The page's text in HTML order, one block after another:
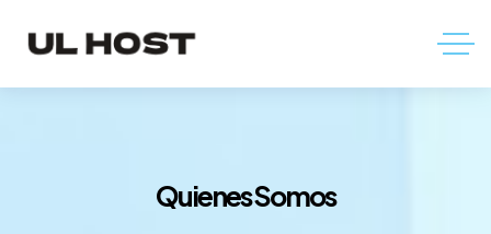
Quienes Somos